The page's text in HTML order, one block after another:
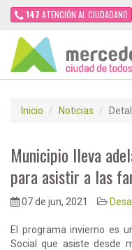
147 ATENCIÓN AL CIUDADANO
Inicio Noticias
Municipio lleva
para asistir a las
07 de jun, 2021
El programa invierno es
Social que asiste desde